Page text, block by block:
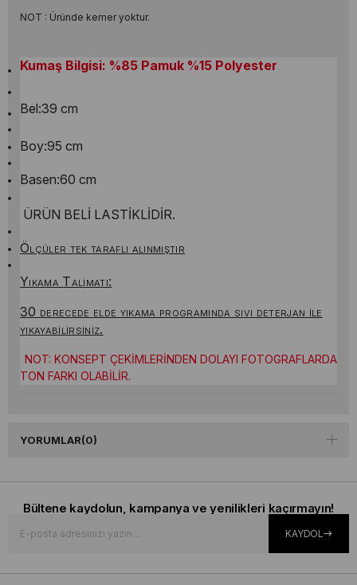
NOT : Üründe kemer yoktur.
Kumaş Bilgisi: %85 Pamuk %15 Polyester
Bel:39 cm
Boy:95 cm
Basen:60 cm
ÜRÜN BELİ LASTİKLİDİR.
Ölçüler tek taraflı alınmıştır
Yıkama Talimatı:
30 derecede elde yıkama programında sıvı deterjan ile
yıkayabilirsiniz.
NOT: KONSEPT ÇEKİMLERİNDEN DOLAYI FOTOGRAFLARDA
TON FARKI OLABİLİR.
YORUMLAR(0)
Bültene kaydolun, kampanya ve yenilikleri kaçırmayın!
KAYDOL